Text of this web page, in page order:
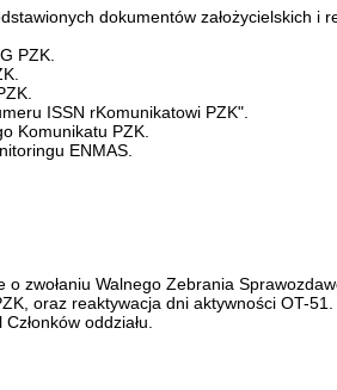
dokumentów założycielskich
PZK.
ISSN rKomunikatowi PZK".
Komunikatu PZK.
ENMAS.
zwołaniu Walnego Zebrania
oraz reaktywacja dni aktywności OT-
oddziału.